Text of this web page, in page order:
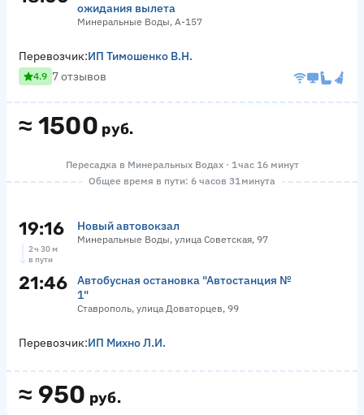
ожидания вылета
Минеральные Воды, А-157
≈ 1500 руб.
Перевозчик:ИП Тимошенко В.Н.
4.9 7 отзывов
Пересадка в Минеральных Водах · 1 час 16 минут
Общее время в пути: 6 часов 31 минута
19:16 Новый автовокзал
Минеральные Воды, улица Советская, 97
2 ч 30 м
в пути
21:46
Автобусная остановка "Автостанция №
1"
Ставрополь, улица Доваторцев, 99
≈ 950 руб.
Перевозчик:ИП Михно Л.И.